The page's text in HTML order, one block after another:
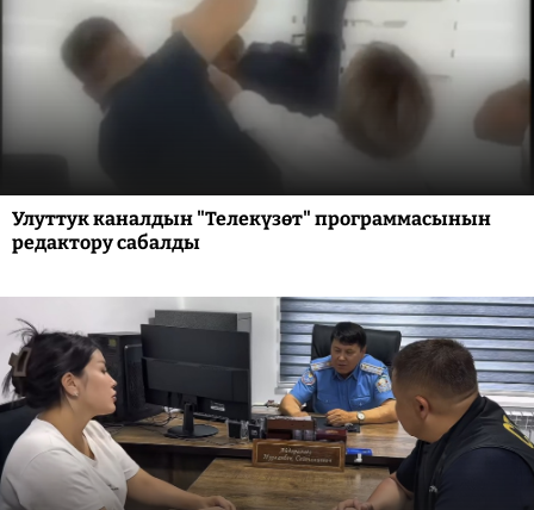
Улуттук каналдын "Телекүзөт" программасынын
редактору сабалды